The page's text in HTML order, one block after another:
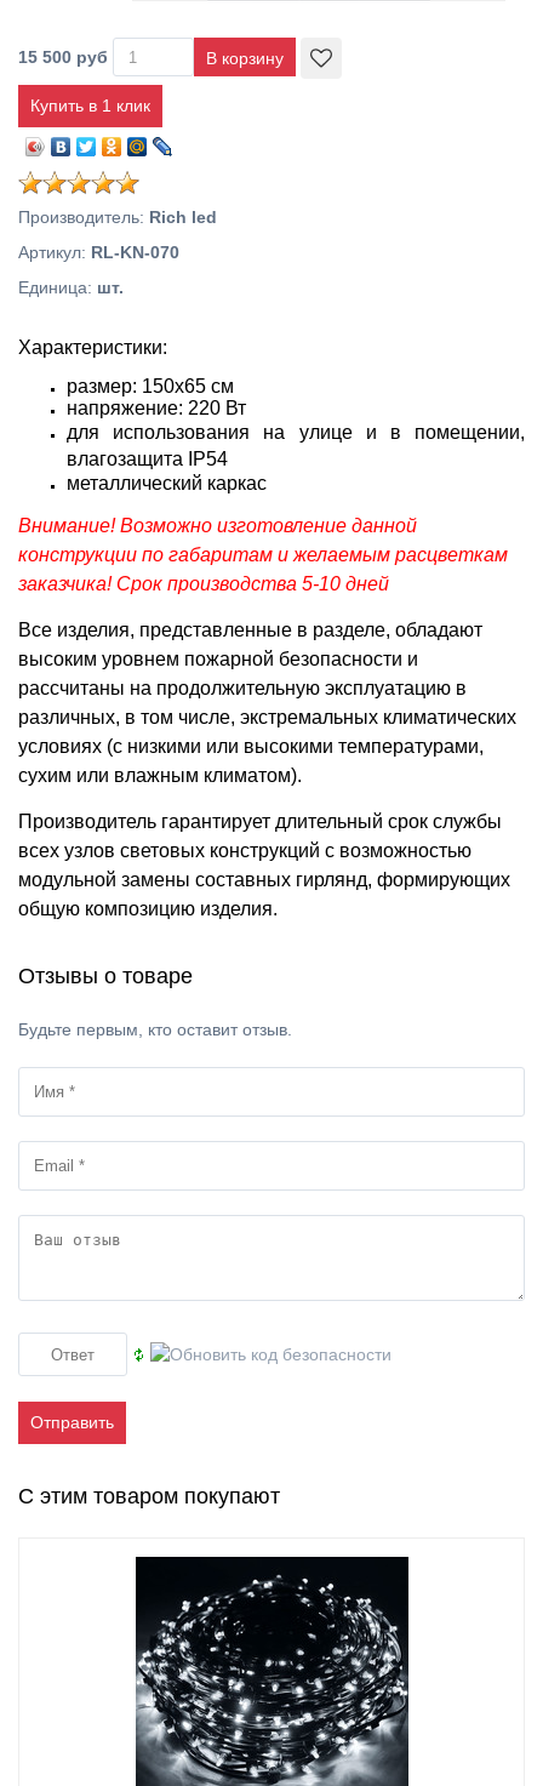
15 500 руб
Купить в 1 клик
Производитель: Rich led
Артикул: RL-KN-070
Единица: шт.
Характеристики:
размер: 150х65 см
напряжение: 220 Вт
для использования на улице и в помещении,
влагозащита IP54
металлический каркас
Внимание! Возможно изготовление данной
конструкции по габаритам и желаемым расцветкам
заказчика! Срок производства 5-10 дней
Все изделия, представленные в разделе, обладают
высоким уровнем пожарной безопасности и
рассчитаны на продолжительную эксплуатацию в
различных, в том числе, экстремальных климатических
условиях (с низкими или высокими температурами,
сухим или влажным климатом).
Производитель гарантирует длительный срок службы
всех узлов световых конструкций с возможностью
модульной замены составных гирлянд, формирующих
общую композицию изделия.
Отзывы о товаре
Будьте первым, кто оставит отзыв.
Отправить
С этим товаром покупают